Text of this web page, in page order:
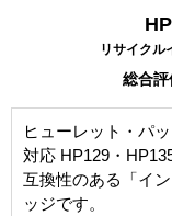
リサイクル
総合評
ヒューレット・パ
対応 HP129・
互換性のある「イ
ッジです。